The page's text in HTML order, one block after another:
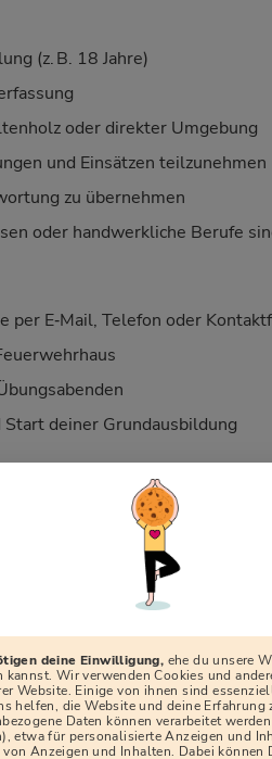
(z. B. 18 Jahre)
oder direkter Umgebung
und Einsätzen teilzunehmen
zu übernehmen
oder handwerkliche Berufe
per E‑Mail, Telefon oder
deiner Grundausbildung
viel Zeit kostet mich die
2–4 Mal im Monat, abends)
an Wochenenden
sich über das Jahr verteilen
oder haben Familie.
deine Einwilligung, ehe du unsere
kannst. Wir verwenden Cookies und
Website. Einige von ihnen sind
helfen, die Website und deine Erfahrung
Daten können verarbeitet
etwa für personalisierte Anzeigen und
von Anzeigen und Inhalten. Dabei können